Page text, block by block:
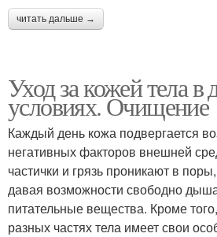
читать дальше →
Уход за кожей тела
условиях. Очищение
Каждый день кожа подвергается
негативных факторов внешней
частички и грязь проникают в
давая возможности свободно
питательные вещества. Кроме
разных частях тела имеет свои